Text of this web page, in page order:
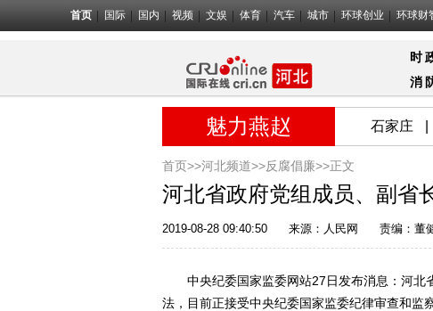
首页 国际 国内 视频 文娱 体育 汽车 城市 环球创业 环球财
时
消
魅力燕赵 石家庄
首页>>河北频道>>反腐倡廉>>正文
河北省政府党组成员、副省
2019-08-28 09:40:50 来源： 人民网 责编：董
中央纪委国家监委网站27日发布消息：河北
法，目前正接受中央纪委国家监委纪律审查和监